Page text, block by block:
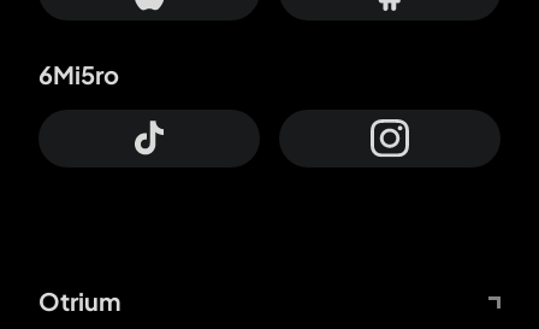
Otrium
6Mi5ro